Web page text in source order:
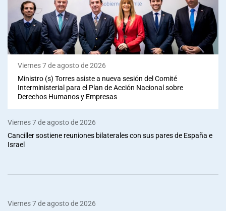
Viernes 7 de agosto de 2026
Ministro (s) Torres asiste a nueva sesión del Comité
Interministerial para el Plan de Acción Nacional sobre
Derechos Humanos y Empresas
Viernes 7 de agosto de 2026
Canciller sostiene reuniones bilaterales con sus pares de España e
Israel
Viernes 7 de agosto de 2026